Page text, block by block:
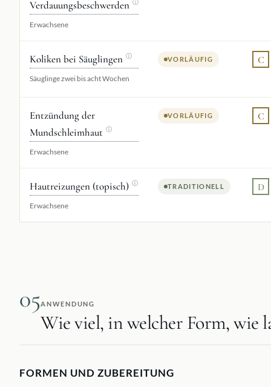
Verdauungsbeschwerden ⓘ
Erwachsene
Koliken bei Säuglingen ⓘ
Säuglinge zwei bis acht Wochen
VORLÄUFIG C
Entzündung der
Mundschleimhaut ⓘ
Erwachsene
VORLÄUFIG C
Hautreizungen (topisch) ⓘ
Erwachsene
TRADITIONELL D
05ANWENDUNG
Wie viel, in welcher Form, wie
FORMEN UND ZUBEREITUNG